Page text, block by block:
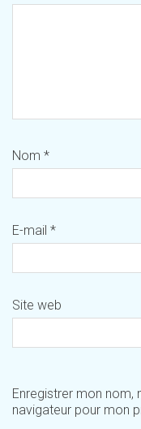
Nom *
E-mail *
Site web
Enregistrer mon nom,
navigateur pour mon